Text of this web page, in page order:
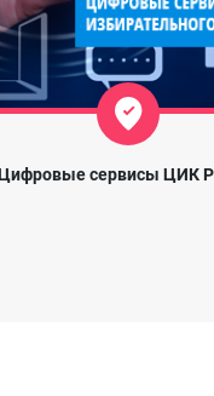
сервисы ЦИК